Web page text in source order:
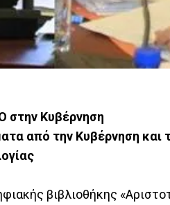
στην Κυβέρνηση
από την Κυβέρνηση
βιβλιοθήκης